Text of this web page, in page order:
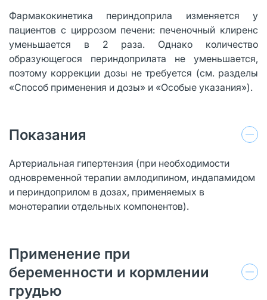
Фармакокинетика периндоприла изменяется у
пациентов с циррозом печени: печеночный клиренс
уменьшается в 2 раза. Однако количество
образующегося периндоприлата не уменьшается,
поэтому коррекции дозы не требуется (см. разделы
«Способ применения и дозы» и «Особые указания»).
Показания
Артериальная гипертензия (при необходимости
одновременной терапии амлодипином, индапамидом
и периндоприлом в дозах, применяемых в
монотерапии отдельных компонентов).
Применение при
беременности и кормлении
грудью